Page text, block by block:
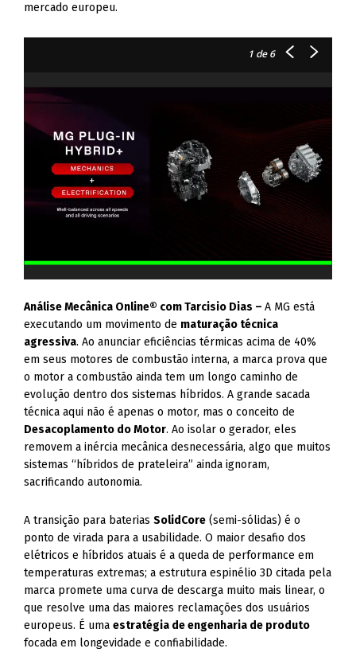
mercado europeu.
1de 6
Análise Mecânica Online® com Tarcisio Dias –A MG está
executando um movimento de maturação técnica
agressiva. Ao anunciar eficiências térmicas acima de 40%
em seus motores de combustão interna, a marca prova que
o motor a combustão ainda tem um longo caminho de
evolução dentro dos sistemas híbridos. A grande sacada
técnica aqui não é apenas o motor, mas o conceito de
Desacoplamento do Motor. Ao isolar o gerador, eles
removem a inércia mecânica desnecessária, algo que muitos
sistemas “híbridos de prateleira” ainda ignoram,
sacrificando autonomia.
A transição para bateriasSolidCore (semi-sólidas) é o
ponto de virada para a usabilidade. O maior desafio dos
elétricos e híbridos atuais é a queda de performance em
temperaturas extremas; a estrutura espinélio 3D citada pela
marca promete uma curva de descarga muito mais linear, o
que resolve uma das maiores reclamações dos usuários
europeus. É umaestratégia de engenharia de produto
focada em longevidade e confiabilidade.